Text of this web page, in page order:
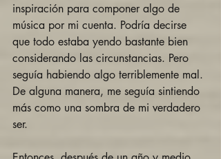
inspiración para componer algo de
música por mi cuenta. Podría decirse
que todo estaba yendo bastante bien
considerando las circunstancias. Pero
seguía habiendo algo terriblemente mal.
De alguna manera, me seguía sintiendo
más como una sombra de mi verdadero
ser.